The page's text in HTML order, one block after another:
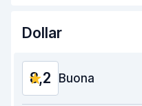
Dollar
8,2 Buona